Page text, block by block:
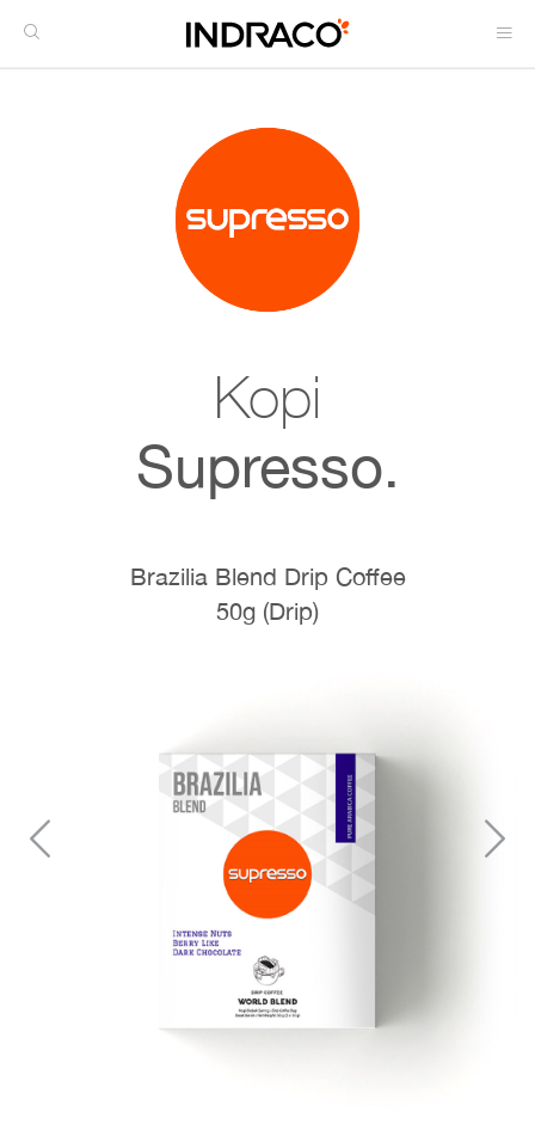
Kopi
Supresso.
Brazilia Blend Drip Coffee
50g (Drip)
Previous